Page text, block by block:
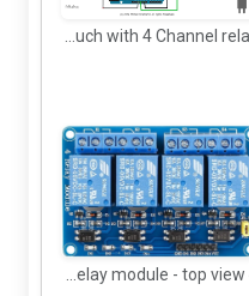
Arduino wiring for TTP224 Touch with 4 Channel relay
4 Channel 5V relay module - top view